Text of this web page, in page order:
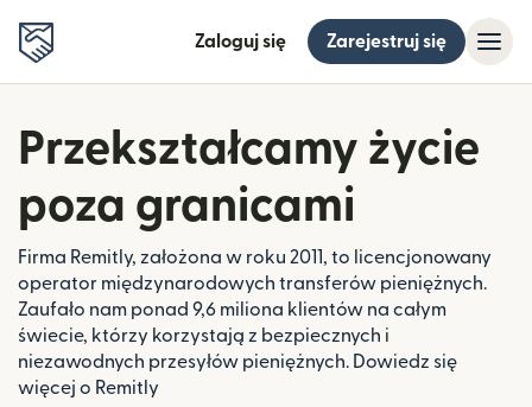
Zaloguj się Zarejestruj się
Przekształcamy życie
poza granicami
Firma Remitly, założona w roku 2011, to licencjonowany
operator międzynarodowych transferów pieniężnych.
Zaufało nam ponad 9,6 miliona klientów na całym
świecie, którzy korzystają z bezpiecznych i
niezawodnych przesyłów pieniężnych. Dowiedz się
więcej o Remitly